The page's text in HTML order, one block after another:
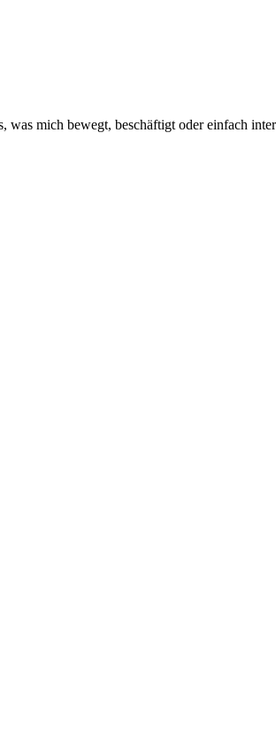
was mich bewegt, beschäftigt oder einfach